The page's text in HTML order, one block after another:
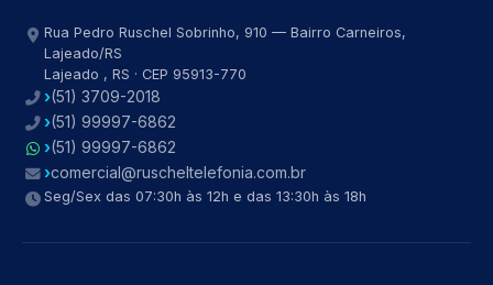
Rua Pedro Ruschel Sobrinho, 910 — Bairro Carneiros,
Lajeado/RS
Lajeado , RS · CEP 95913-770
(51) 3709-2018
(51) 99997-6862
(51) 99997-6862
comercial@ruscheltelefonia.com.br
Seg/Sex das 07:30h às 12h e das 13:30h às 18h